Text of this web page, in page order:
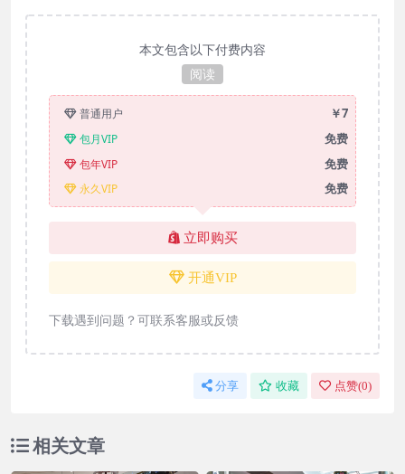
本文包含以下付费内容
阅读
普通用户 ￥7
包月VIP 免费
包年VIP 免费
永久VIP 免费
立即购买
开通VIP
下载遇到问题？可联系客服或反馈
分享 收藏 点赞(0)
相关文章